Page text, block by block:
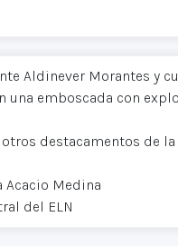
Aldinever Morantes y
una emboscada con
destacamentos de la
Acacio Medina
del ELN